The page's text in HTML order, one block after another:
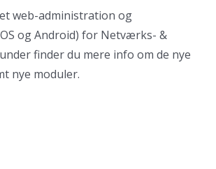
web-administration og
og Android) for Netværks- &
finder du mere info om de nye
nye moduler.